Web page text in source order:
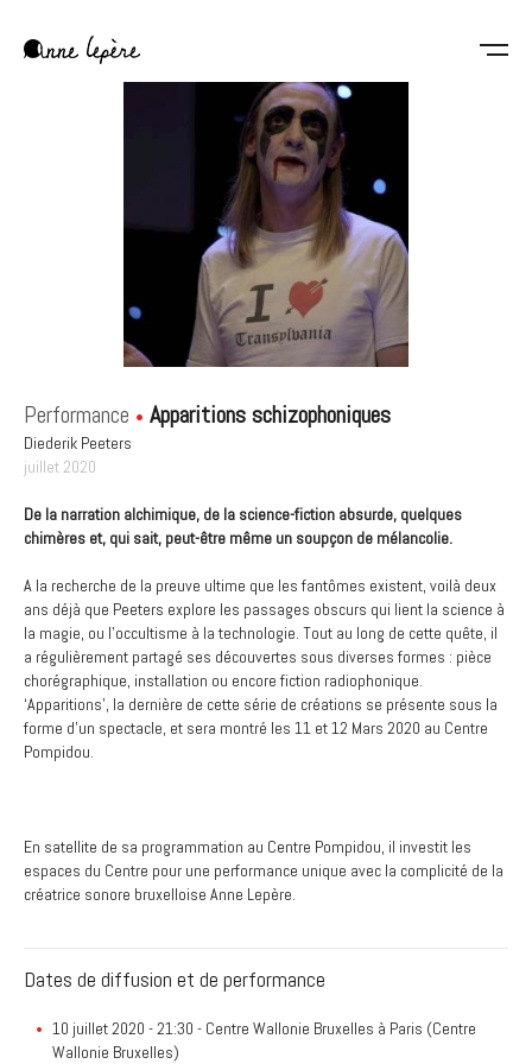
contenu
Performance Apparitions schizophoniques
Diederik Peeters
juillet 2020
De la narration alchimique, de la science-fiction absurde, quelques
chimères et, qui sait, peut-être même un soupçon de mélancolie.
A la recherche de la preuve ultime que les fantômes existent, voilà deux
ans déjà que Peeters explore les passages obscurs qui lient la science à
la magie, ou l’occultisme à la technologie. Tout au long de cette quête, il
a régulièrement partagé ses découvertes sous diverses formes : pièce
chorégraphique, installation ou encore fiction radiophonique.
‘Apparitions’, la dernière de cette série de créations se présente sous la
forme d’un spectacle, et sera montré les 11 et 12 Mars 2020 au Centre
Pompidou.
En satellite de sa programmation au Centre Pompidou, il investit les
espaces du Centre pour une performance unique avec la complicité de la
créatrice sonore bruxelloise Anne Lepère.
Dates de diffusion et de performance
10 juillet 2020 - 21:30 - Centre Wallonie Bruxelles à Paris (Centre
Wallonie Bruxelles)